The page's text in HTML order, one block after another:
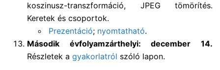
koszinusz-transzformáció, JPEG tömörítés.
Keretek és csoportok.
Prezentáció; nyomtatható.
Második évfolyamzárthelyi: december 14.
Részletek a gyakorlatról szóló lapon.